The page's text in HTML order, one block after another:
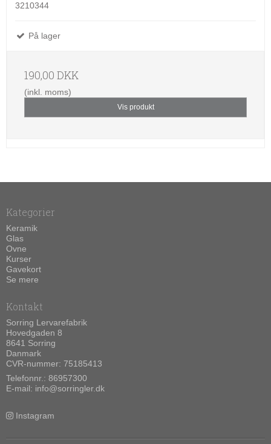
3210344
På lager
190,00 DKK
(inkl. moms)
Vis produkt
Kategorier
Keramik
Glas
Ovne
Kurser
Gavekort
Se mere
Kontakt
Sorring Lervarefabrik
Hovedgaden 8
8641 Sorring
Danmark
CVR-nummer: 75185413
Telefonnr.: 86957300
E-mail: info@sorringler.dk
Instagram